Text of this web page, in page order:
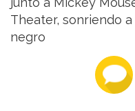
Theater, sonriendo
negro